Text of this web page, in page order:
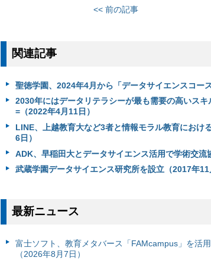
<< 前の記事
関連記事
聖徳学園、2024年4月から「データサイエンスコー
2030年にはデータリテラシーが最も需要の高いス
=（2022年4月11日）
LINE、上越教育大など3者と情報モラル教育におけ
6日）
ADK、早稲田大とデータサイエンス活用で学術交流
武蔵学園データサイエンス研究所を設立（2017年11
最新ニュース
富⼠ソフト、教育メタバース「FAMcampus」を活
（2026年8月7日）